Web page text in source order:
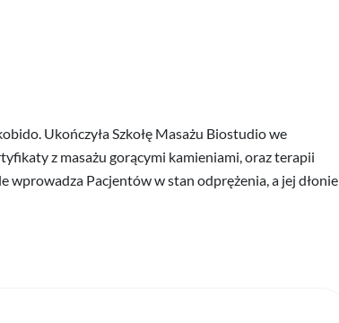
Ukończyła Szkołę Masażu Biostudio we
z masażu gorącymi kamieniami, oraz terapii
Pacjentów w stan odprężenia, a jej dłonie